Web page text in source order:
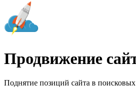
Продвижение
Поднятие позиций сайта в